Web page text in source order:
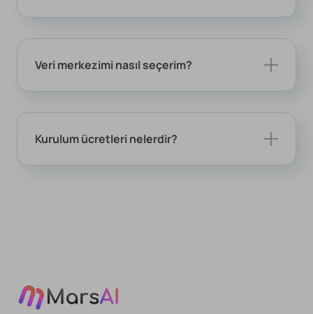
Veri merkezimi nasıl seçerim?
Kurulum ücretleri nelerdir?